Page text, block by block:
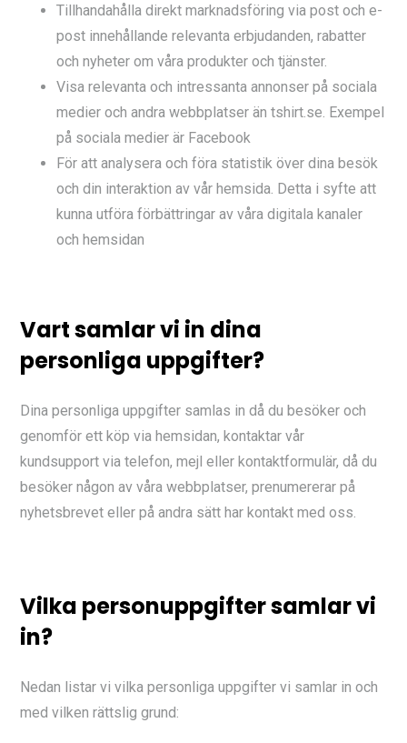
Tillhandahålla direkt marknadsföring via post och e-
post innehållande relevanta erbjudanden, rabatter
och nyheter om våra produkter och tjänster.
Visa relevanta och intressanta annonser på sociala
medier och andra webbplatser än tshirt.se. Exempel
på sociala medier är Facebook
För att analysera och föra statistik över dina besök
och din interaktion av vår hemsida. Detta i syfte att
kunna utföra förbättringar av våra digitala kanaler
och hemsidan
Vart samlar vi in dina
personliga uppgifter?
Dina personliga uppgifter samlas in då du besöker och
genomför ett köp via hemsidan, kontaktar vår
kundsupport via telefon, mejl eller kontaktformulär, då du
besöker någon av våra webbplatser, prenumererar på
nyhetsbrevet eller på andra sätt har kontakt med oss.
Vilka personuppgifter samlar vi
in?
Nedan listar vi vilka personliga uppgifter vi samlar in och
med vilken rättslig grund: